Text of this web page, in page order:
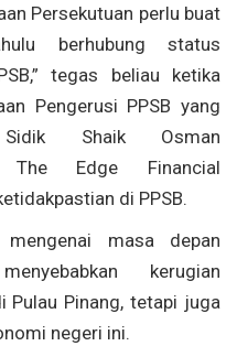
Persekutuan perlu buat
berhubung status
tegas beliau ketika
Pengerusi PPSB yang
Shaik Osman
The Edge Financial
di PPSB.
mengenai masa depan
kerugian
Pulau Pinang, tetapi juga
negeri ini.